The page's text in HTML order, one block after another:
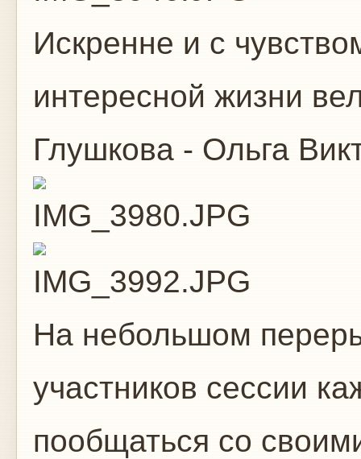
Искренне и с
интересной жизни
Глушкова - Ольга
На небольшом
участников сессии
пообщаться со